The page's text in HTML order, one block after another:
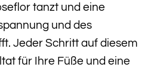
tanzt und eine
und des
Jeder Schritt auf diesem
für Ihre Füße und eine